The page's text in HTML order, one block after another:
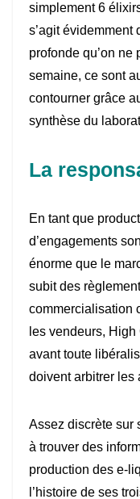
simplement 6
s’agit évidemment
profonde qu’on ne
semaine, ce sont
contourner grâce
synthèse du
La
En tant que
d’engagements
énorme que le
subit des
commercialisation
les vendeurs,
avant toute
doivent arbitrer les
Assez discrète sur
à trouver des
production des e-
l’histoire de ses